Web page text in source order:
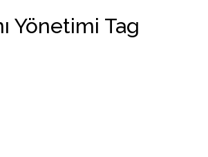
Yönetimi Tag